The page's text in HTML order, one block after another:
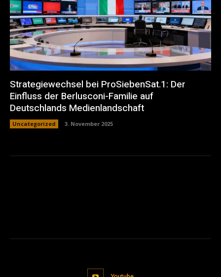
Strategiewechsel bei ProSiebenSat.1: Der
Einfluss der Berlusconi-Familie auf
Deutschlands Medienlandschaft
Uncategorized 3. November 2025